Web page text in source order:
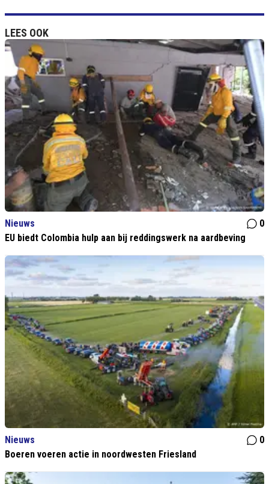
LEES OOK
Nieuws
0
EU biedt Colombia hulp aan bij reddingswerk na aardbeving
Nieuws
0
Boeren voeren actie in noordwesten Friesland